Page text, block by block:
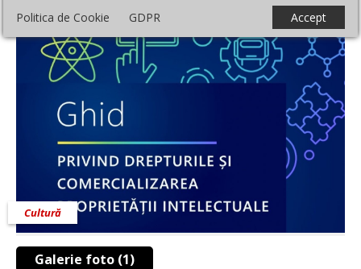
Politica de Cookie GDPR Accept
Galerie foto (1)
Cultură